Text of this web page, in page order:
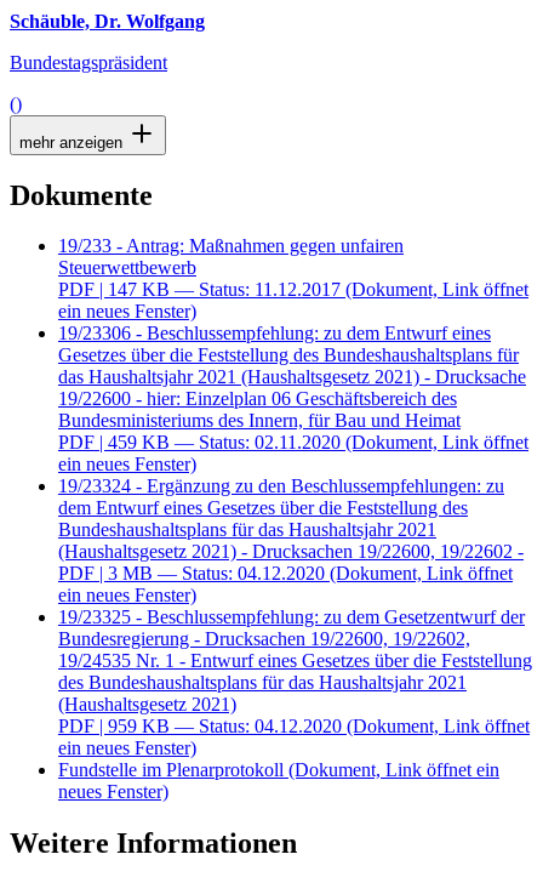
Schäuble, Dr. Wolfgang
Bundestagspräsident
()
mehr anzeigen
Dokumente
19/233 - Antrag: Maßnahmen gegen unfairen
Steuerwettbewerb
PDF | 147 KB — Status: 11.12.2017 (Dokument, Link öffnet
ein neues Fenster)
19/23306 - Beschlussempfehlung: zu dem Entwurf eines
Gesetzes über die Feststellung des Bundeshaushaltsplans für
das Haushaltsjahr 2021 (Haushaltsgesetz 2021) - Drucksache
19/22600 - hier: Einzelplan 06 Geschäftsbereich des
Bundesministeriums des Innern, für Bau und Heimat
PDF | 459 KB — Status: 02.11.2020 (Dokument, Link öffnet
ein neues Fenster)
19/23324 - Ergänzung zu den Beschlussempfehlungen: zu
dem Entwurf eines Gesetzes über die Feststellung des
Bundeshaushaltsplans für das Haushaltsjahr 2021
(Haushaltsgesetz 2021) - Drucksachen 19/22600, 19/22602 -
PDF | 3 MB — Status: 04.12.2020 (Dokument, Link öffnet
ein neues Fenster)
19/23325 - Beschlussempfehlung: zu dem Gesetzentwurf der
Bundesregierung - Drucksachen 19/22600, 19/22602,
19/24535 Nr. 1 - Entwurf eines Gesetzes über die Feststellung
des Bundeshaushaltsplans für das Haushaltsjahr 2021
(Haushaltsgesetz 2021)
PDF | 959 KB — Status: 04.12.2020 (Dokument, Link öffnet
ein neues Fenster)
Fundstelle im Plenarprotokoll (Dokument, Link öffnet ein
neues Fenster)
Weitere Informationen